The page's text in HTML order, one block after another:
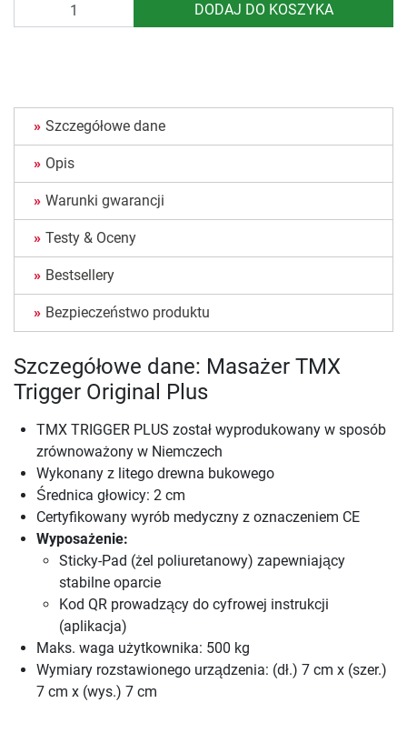
DODAJ DO KOSZYKA
Szczegółowe dane
Opis
Warunki gwarancji
Testy & Oceny
Bestsellery
Bezpieczeństwo produktu
Szczegółowe dane: Masażer TMX
Trigger Original Plus
TMX TRIGGER PLUS został wyprodukowany w sposób
zrównoważony w Niemczech
Wykonany z litego drewna bukowego
Średnica głowicy: 2 cm
Certyfikowany wyrób medyczny z oznaczeniem CE
Wyposażenie:
Sticky-Pad (żel poliuretanowy) zapewniający
stabilne oparcie
Kod QR prowadzący do cyfrowej instrukcji
(aplikacja)
Maks. waga użytkownika: 500 kg
Wymiary rozstawionego urządzenia: (dł.) 7 cm x (szer.)
7 cm x (wys.) 7 cm